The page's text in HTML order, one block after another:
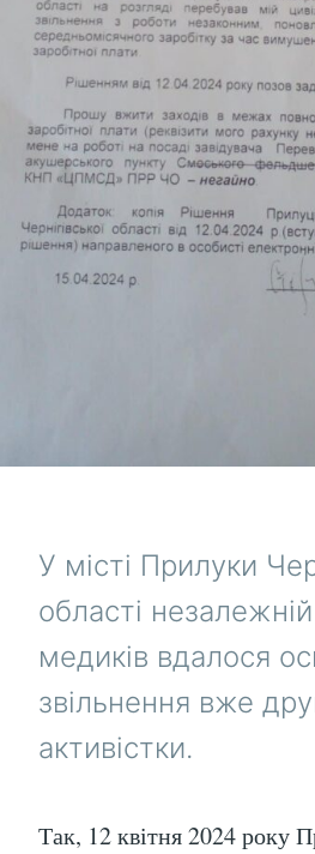
У місті Прилуки
області
медиків вдалося
звільнення вже
активістки.
Так, 12 квітня 2024 року